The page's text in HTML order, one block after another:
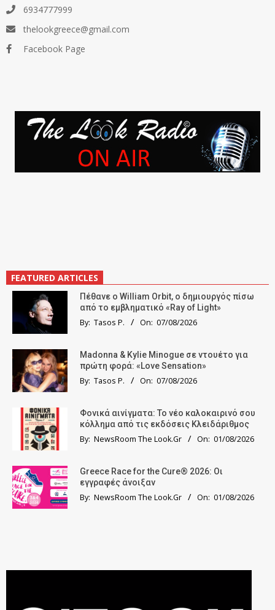
6934777999
thelookgreece@gmail.com
Facebook Page
FEATURED ARTICLES
Πέθανε ο William Orbit, ο δημιουργός πίσω
από το εμβληματικό «Ray of Light»
By: Tasos P. On: 07/08/2026
Madonna & Kylie Minogue σε ντουέτο για
πρώτη φορά: «Love Sensation»
By: Tasos P. On: 07/08/2026
Φονικά αινίγματα: Το νέο καλοκαιρινό σου
κόλλημα από τις εκδόσεις Κλειδάριθμος
By: NewsRoom The Look.Gr On: 01/08/2026
Greece Race for the Cure® 2026: Οι
εγγραφές άνοιξαν
By: NewsRoom The Look.Gr On: 01/08/2026